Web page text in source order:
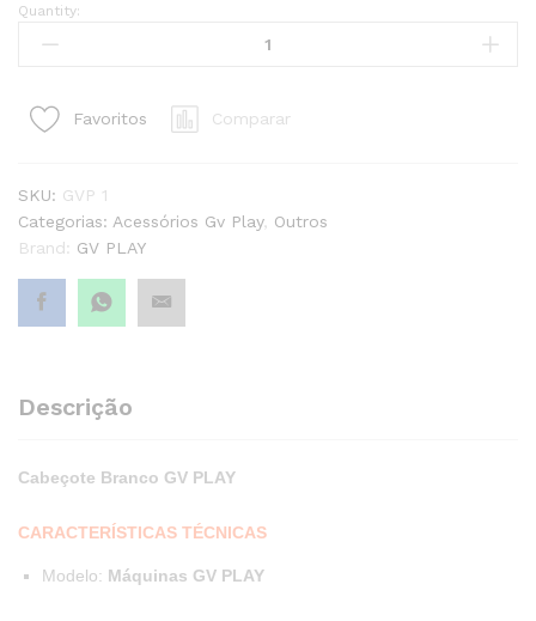
Cabeçote
Branco
quantity1
Quantity:
Favoritos Comparar
SKU: GVP 1
Categorias: Acessórios Gv Play, Outros
Brand: GV PLAY
Descrição
Cabeçote Branco GV PLAY
CARACTERÍSTICAS TÉCNICAS
Modelo: Máquinas GV PLAY